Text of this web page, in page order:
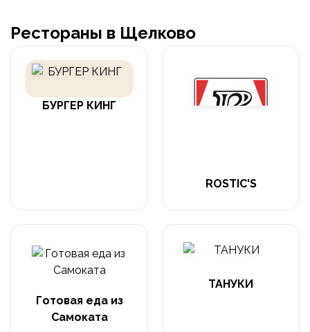
Рестораны в Щелково
БУРГЕР КИНГ
ROSTIC'S
Готовая еда из
Самоката
ТАНУКИ